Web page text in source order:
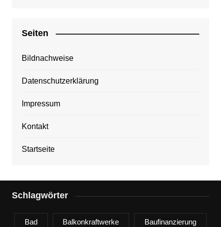
Seiten
Bildnachweise
Datenschutzerklärung
Impressum
Kontakt
Startseite
Schlagwörter
Bad Balkonkraftwerke Baufinanzierung